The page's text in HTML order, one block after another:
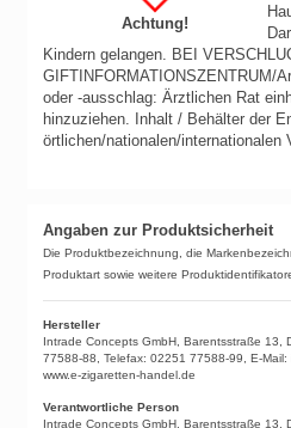
Achtung!
Kindern gelangen.
BEI
GIFTINFORMATIONSZENTRUM/
oder -ausschlag: Ärztlichen Rat
hinzuziehen.
Inhalt / Behälter der
örtlichen/nationalen/internationalen
Angaben zur Produktsicherheit
Die Produktbezeichnung, die
Produktart sowie weitere
Hersteller
Intrade Concepts GmbH, Barentsstraße 13,
77588-88, Telefax: 02251 77588-99, E-
www.e-zigaretten-handel.de
Verantwortliche Person
Intrade Concepts GmbH, Barentsstraße 13,